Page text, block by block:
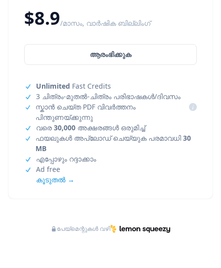
$8.9/മാസം, വാർഷിക ബില്ലിംഗ്
ആരംഭിക്കുക
Unlimited Fast Credits
3 ചിത്രം-മുതൽ-ചിത്രം പരിഭാഷകൾ/ദിവസം
സ്കാൻ ചെയ്ത PDF വിവർത്തനം
പിന്തുണയ്ക്കുന്നു
i
വരെ 30,000 അക്ഷരങ്ങൾ ഒരുമിച്ച്
ഫയലുകൾ അപ്‌ലോഡ് ചെയ്യുക പരമാവധി30
MB
എപ്പോഴും റദ്ദാക്കാം
Ad free
കൂടുതൽ →
പേയ്‌മെന്റുകൾ വഴി